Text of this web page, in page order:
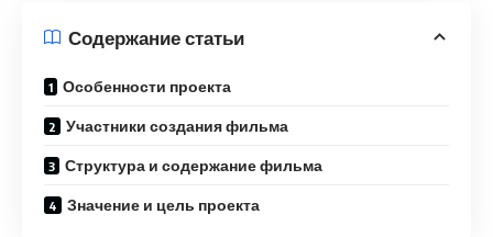
Содержание статьи
Особенности проекта
Участники создания фильма
Структура и содержание фильма
Значение и цель проекта